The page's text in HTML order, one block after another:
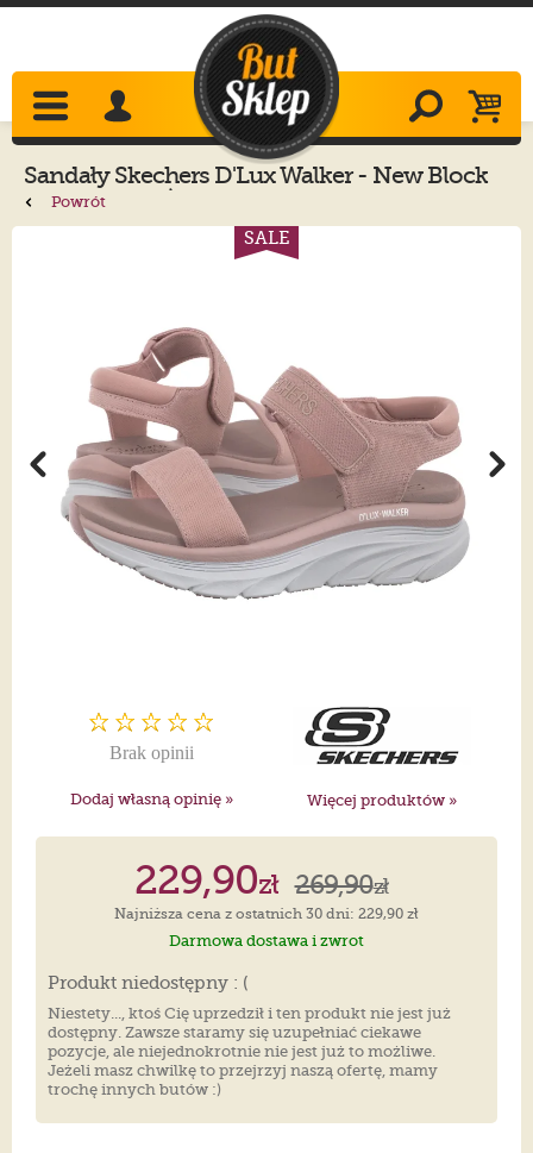
SandałySkechers D'Lux Walker - New Block
Blush 119226/BLSH
Powrót
SALE
Brak opinii
Dodaj własną opinię » Więcej produktów »
229,90zł 269,90zł
Najniższa cena z ostatnich 30 dni: 229,90 zł
Darmowa dostawa i zwrot
Produkt niedostępny : (
Niestety..., ktoś Cię uprzedził i ten produkt nie jest już
dostępny. Zawsze staramy się uzupełniać ciekawe
pozycje, ale niejednokrotnie nie jest już to możliwe.
Jeżeli masz chwilkę to przejrzyj naszą ofertę, mamy
trochę innych butów :)